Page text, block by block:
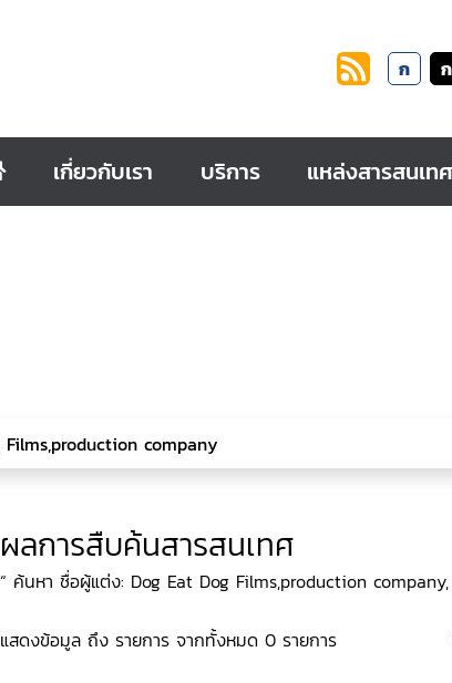
ก ก
เกี่ยวกับเรา บริการ แหล่งสารสนเทศ
ผลการสืบค้นสารสนเทศ
“ ค้นหา ชื่อผู้แต่ง: Dog Eat Dog Films,production
แสดงข้อมูล ถึง รายการ จากทั้งหมด 0 รายการ